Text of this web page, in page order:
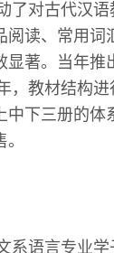
了对古代汉
阅读、常用词
显著。当年推
，教材结构
中下三册的体
系语言专业学